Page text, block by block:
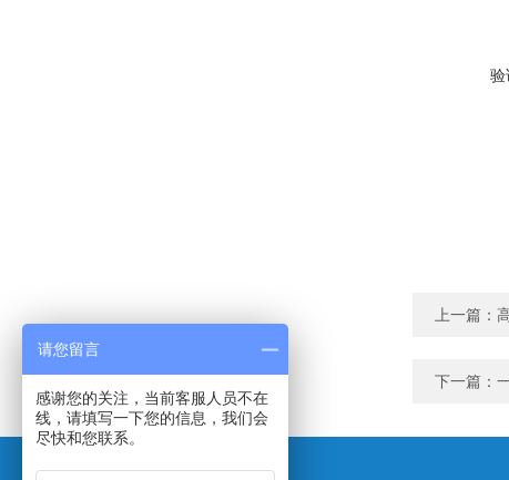
验
上一篇：
下一篇：
请您留言
感谢您的关注，当前客服人员不在
线，请填写一下您的信息，我们会
尽快和您联系。